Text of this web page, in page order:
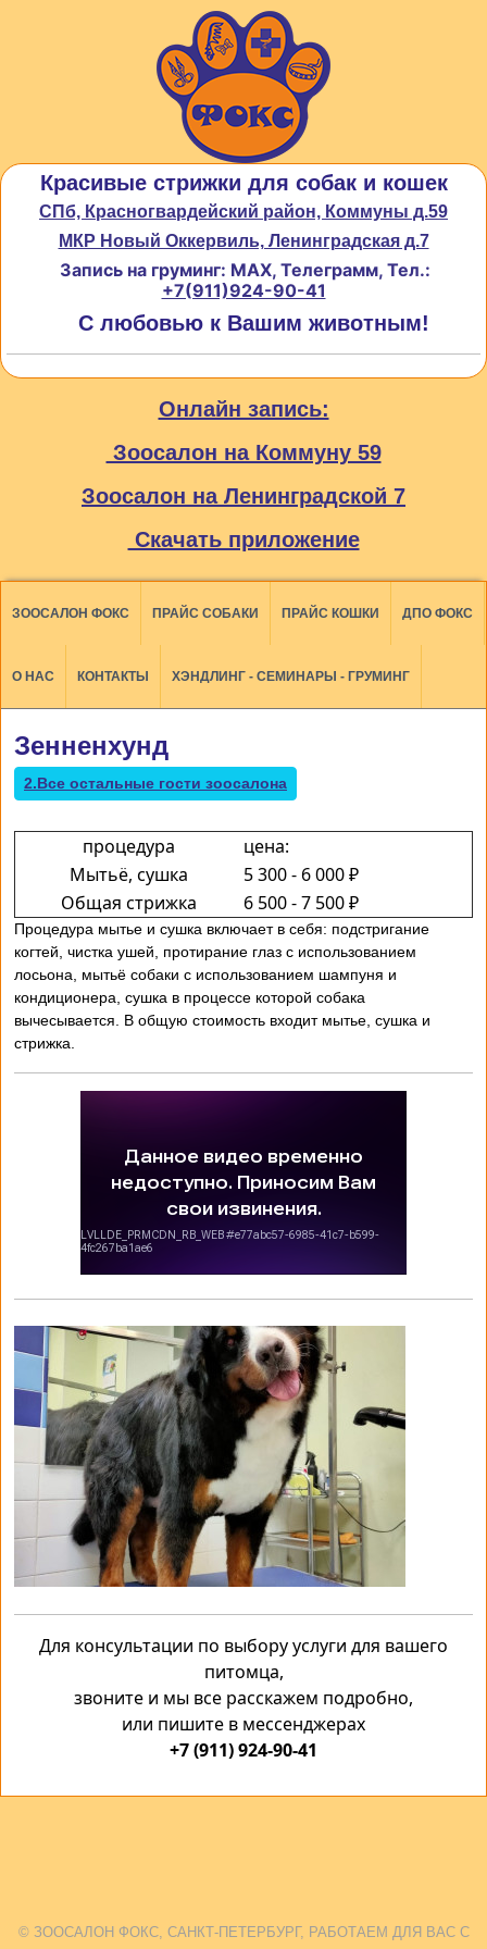
Красивые стрижки для собак и кошек
СПб, Красногвардейский район, Коммуны д.59
МКР Новый Оккервиль, Ленинградская д.7
Запись на груминг: MAX, Телеграмм, Тел.:
+7(911)924-90-41
С любовью к Вашим животным!
Онлайн запись:
Зоосалон на Коммуну 59
Зоосалон на Ленинградской 7
Скачать приложение
ЗООСАЛОН ФОКС ПРАЙС СОБАКИ ПРАЙС КОШКИ ДПО ФОКС
О НАС КОНТАКТЫ ХЭНДЛИНГ - СЕМИНАРЫ - ГРУМИНГ
Зенненхунд
2.Все остальные гости зоосалона
процедура
цена:
Мытьё, сушка
5 300 - 6 000 ₽
Общая стрижка
6 500 - 7 500 ₽
Процедура мытье и сушка включает в себя: подстригание
когтей, чистка ушей, протирание глаз с использованием
лосьона, мытьё собаки с использованием шампуня и
кондиционера, сушка в процессе которой собака
вычесывается. В общую стоимость входит мытье, сушка и
стрижка.
Для консультации по выбору услуги для вашего
питомца,
звоните и мы все расскажем подробно,
или пишите в мессенджерах
+7 (911) 924-90-41
© ЗООСАЛОН ФОКС, САНКТ-ПЕТЕРБУРГ, РАБОТАЕМ ДЛЯ ВАС С